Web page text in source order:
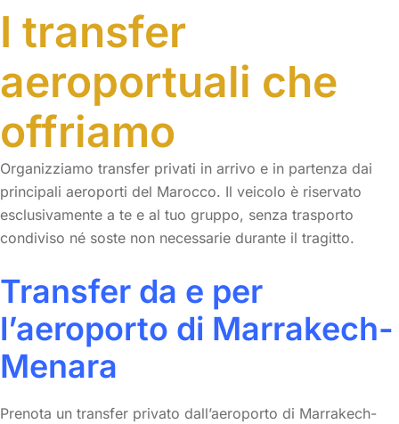
I transfer
aeroportuali che
offriamo
Organizziamo transfer privati in arrivo e in partenza dai
principali aeroporti del Marocco. Il veicolo è riservato
esclusivamente a te e al tuo gruppo, senza trasporto
condiviso né soste non necessarie durante il tragitto.
Transfer da e per
l’aeroporto di Marrakech-
Menara
Prenota un transfer privato dall’aeroporto di Marrakech-